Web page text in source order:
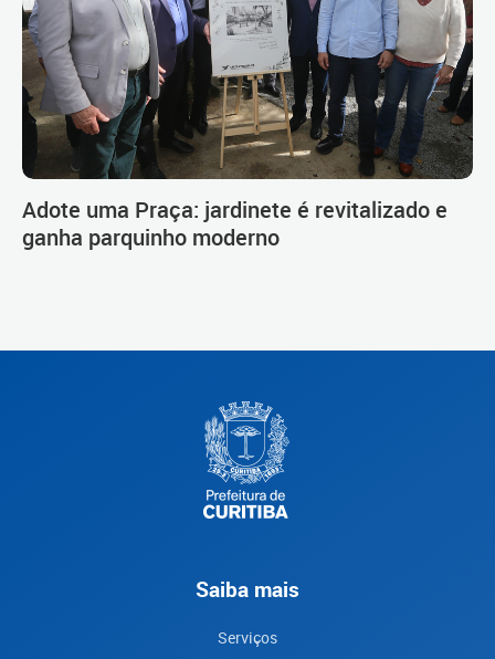
Adote uma Praça: jardinete é revitalizado e
ganha parquinho moderno
Saiba mais
Serviços